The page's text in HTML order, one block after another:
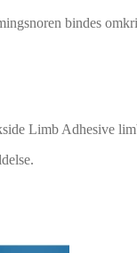
bindes
Limb Adhesive